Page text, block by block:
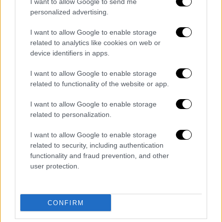
personalized advertising.
I want to allow Google to enable storage
related to analytics like cookies on web or
device identifiers in apps.
I want to allow Google to enable storage
related to functionality of the website or app.
I want to allow Google to enable storage
related to personalization.
I want to allow Google to enable storage
related to security, including authentication
functionality and fraud prevention, and other
user protection.
CONFIRM
Lifestyle 08.11.2021 12:57
Το γυμνό ημερολόγιο των φοιτητών του
Cambridge - Αθλητές «βγήκαν από τα
ρούχα τους» για καλό σκοπό
αθλητικές ομάδες ποζάρουν φέτος
ολόγυμνοι σε διάφορες τοποθεσίες του